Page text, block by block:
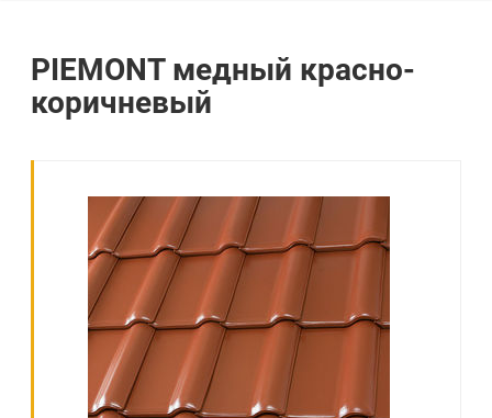
PIEMONT медный красно-
коричневый